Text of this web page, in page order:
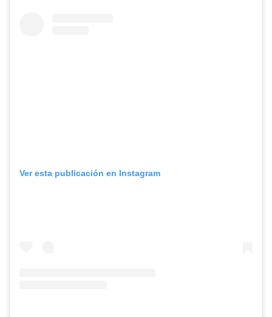
Ver esta publicación en Instagram